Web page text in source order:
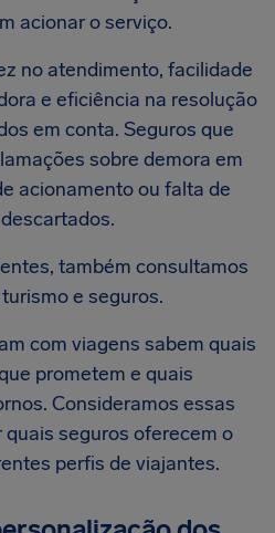
acionar o serviço.
no atendimento, facilidade
e eficiência na resolução
em conta. Seguros que
sobre demora em
acionamento ou falta de
também consultamos
e seguros.
com viagens sabem quais
prometem e quais
Consideramos essas
seguros oferecem o
perfis de viajantes.